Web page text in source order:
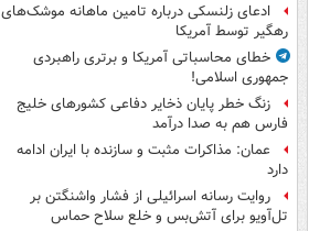
ادعای زلنسکی درباره تامین ماهانه موشک‌های
رهگیر توسط آمریکا
خطای محاسباتی آمریکا و برتری راهبردی
جمهوری اسلامی!
زنگ خطر پایان ذخایر دفاعی کشورهای خلیج
فارس هم به صدا درآمد
عمان: مذاکرات مثبت و سازنده با ایران ادامه
دارد
روایت رسانه اسرائیلی از فشار واشنگتن بر
تل‌آویو برای آتش‌بس و خلع سلاح حماس